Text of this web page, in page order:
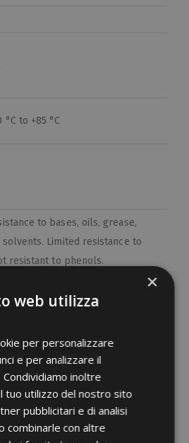
to +85 °C
to bases, oils, grease,
Limited resistance to
resistant to phenols.
02
×
web utilizza
per personalizzare
e per analizzare il
inoltre
tuo utilizzo del nostro sito
pubblicitari e di analisi
combinarle con altre